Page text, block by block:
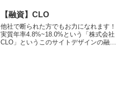
【融資】CLO
他社で断られた方でもお力になれます！
実質年率4.8%~18.0%という「株式会社
CLO」というこのサイトデザインの融資